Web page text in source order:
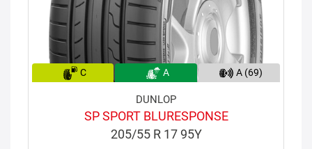
C A A (69)
DUNLOP
SP SPORT BLURESPONSE
205/55 R 17 95Y